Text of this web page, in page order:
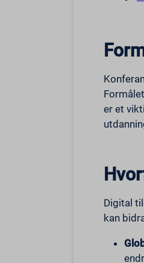
er et
Digital
kan